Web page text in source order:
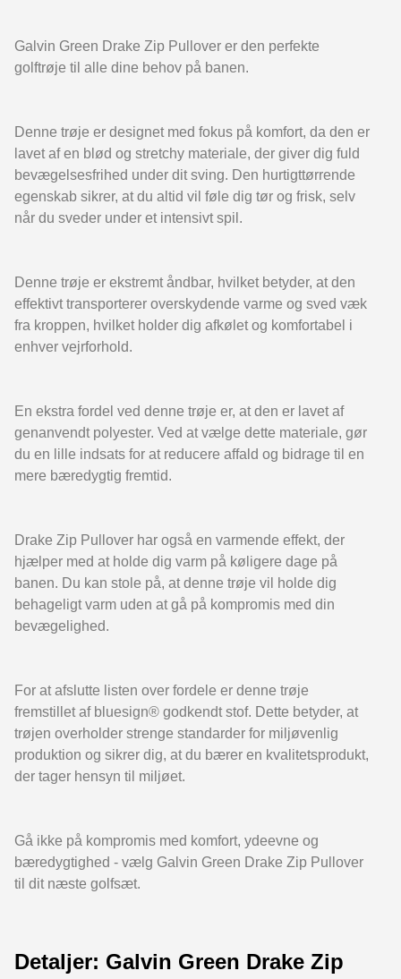
Galvin Green Drake Zip Pullover er den perfekte
golftrøje til alle dine behov på banen.
Denne trøje er designet med fokus på komfort, da den er
lavet af en blød og stretchy materiale, der giver dig fuld
bevægelsesfrihed under dit sving. Den hurtigttørrende
egenskab sikrer, at du altid vil føle dig tør og frisk, selv
når du sveder under et intensivt spil.
Denne trøje er ekstremt åndbar, hvilket betyder, at den
effektivt transporterer overskydende varme og sved væk
fra kroppen, hvilket holder dig afkølet og komfortabel i
enhver vejrforhold.
En ekstra fordel ved denne trøje er, at den er lavet af
genanvendt polyester. Ved at vælge dette materiale, gør
du en lille indsats for at reducere affald og bidrage til en
mere bæredygtig fremtid.
Drake Zip Pullover har også en varmende effekt, der
hjælper med at holde dig varm på køligere dage på
banen. Du kan stole på, at denne trøje vil holde dig
behageligt varm uden at gå på kompromis med din
bevægelighed.
For at afslutte listen over fordele er denne trøje
fremstillet af bluesign® godkendt stof. Dette betyder, at
trøjen overholder strenge standarder for miljøvenlig
produktion og sikrer dig, at du bærer en kvalitetsprodukt,
der tager hensyn til miljøet.
Gå ikke på kompromis med komfort, ydeevne og
bæredygtighed - vælg Galvin Green Drake Zip Pullover
til dit næste golfsæt.
Detaljer: Galvin Green Drake Zip